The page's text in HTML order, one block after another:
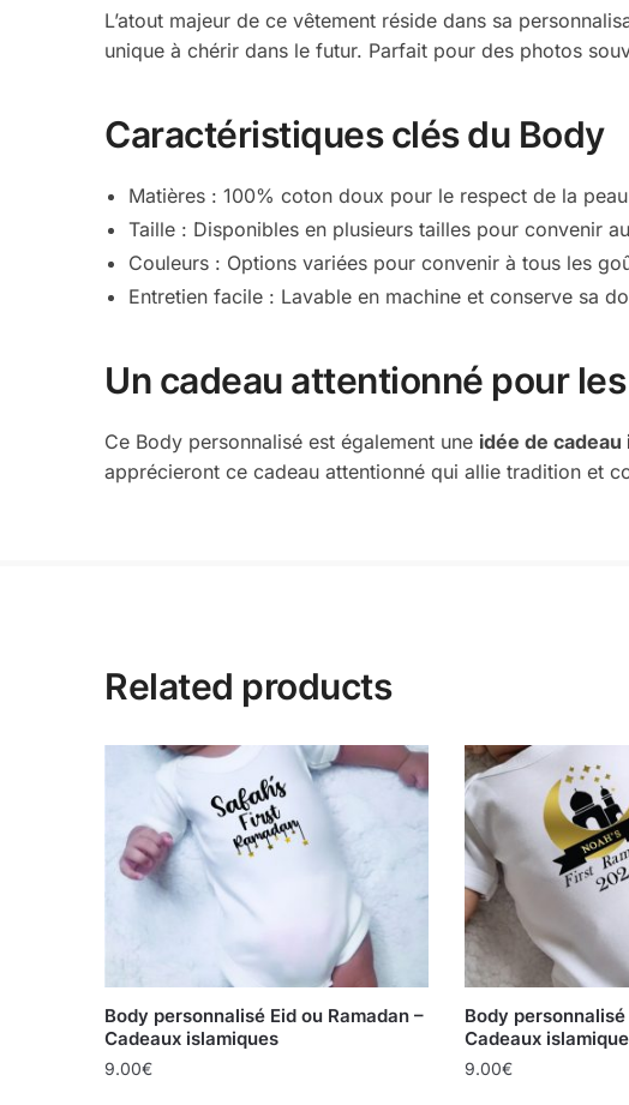
L’atout majeur de ce vêtement réside dans sa
unique à chérir dans le futur. Parfait pour des photos
Caractéristiques clés du Body
Matières : 100% coton doux pour le respect de la
Taille : Disponibles en plusieurs tailles pour convenir
Couleurs : Options variées pour convenir à tous les
Entretien facile : Lavable en machine et conserve sa
Un cadeau attentionné pour
Ce Body personnalisé est également une idée de cadeau
apprécieront ce cadeau attentionné qui allie tradition et
Related products
Body personnalisé Eid ou Ramadan –
Cadeaux islamiques
9.00€
Body personnalisé
Cadeaux
9.00€